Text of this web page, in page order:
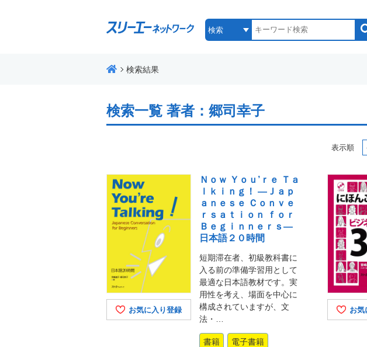
検索結果
検索一覧 著者：郷司幸子
表示順
お気に入り登録
Ｎｏｗ Ｙｏｕ’ｒｅ Ｔａ
ｌｋｉｎｇ！ ―Ｊａｐ
ａｎｅｓｅ Ｃｏｎｖｅ
ｒｓａｔｉｏｎ ｆｏｒ
Ｂｅｇｉｎｎｅｒｓ―
日本語２０時間
短期滞在者、初級教科書に
入る前の準備学習用として
最適な日本語教材です。実
用性を考え、場面を中心に
構成されていますが、文
法・…
書籍 電子書籍
お気